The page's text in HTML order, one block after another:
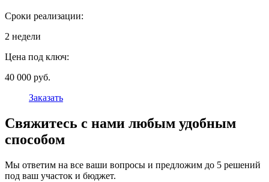
Сроки реализации:
2 недели
Цена под ключ:
40 000 руб.
Заказать
Свяжитесь с нами любым удобным
способом
Мы ответим на все ваши вопросы и предложим до 5 решений
под ваш участок и бюджет.